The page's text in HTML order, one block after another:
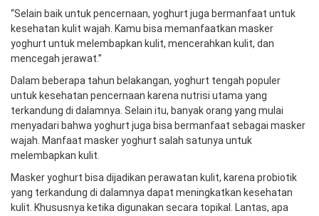
“Selain baik untuk pencernaan, yoghurt juga bermanfaat untuk
kesehatan kulit wajah. Kamu bisa memanfaatkan masker
yoghurt untuk melembapkan kulit, mencerahkan kulit, dan
mencegah jerawat.”
Dalam beberapa tahun belakangan, yoghurt tengah populer
untuk kesehatan pencernaan karena nutrisi utama yang
terkandung di dalamnya. Selain itu, banyak orang yang mulai
menyadari bahwa yoghurt juga bisa bermanfaat sebagai masker
wajah. Manfaat masker yoghurt salah satunya untuk
melembapkan kulit.
Masker yoghurt bisa dijadikan perawatan kulit, karena probiotik
yang terkandung di dalamnya dapat meningkatkan kesehatan
kulit. Khususnya ketika digunakan secara topikal. Lantas, apa